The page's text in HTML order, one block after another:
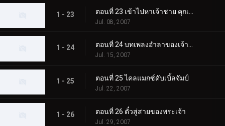
1 - 23
Jul. 08, 2007
1 - 24 ตอนที่ 24 บทเพลงอำลาของเจ้าชาย
Jul. 15, 2007
1 - 25 ตอนที่ 25 ไคลแมกซ์ดับเบิ้ลจัมป์
Jul. 22, 2007
1 - 26 ตอนที่ 26 ตั๋วสู่สายของพระเจ้า
Jul. 29, 2007